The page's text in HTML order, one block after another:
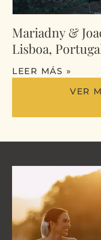
Mariadny &
Lisboa,
LEER MÁS »
VER